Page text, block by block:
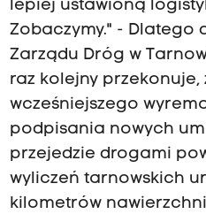
lepiej ustawioną
Zobaczymy." - Dlatego
Zarządu Dróg w
raz kolejny przekonuje,
wcześniejszego
podpisania nowych
przejedzie drogami
wyliczeń tarnowskich
kilometrów